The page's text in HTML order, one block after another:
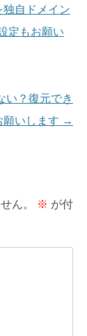
自ドメイン
定もお願い
？復元でき
いします →
ん。
※ が付